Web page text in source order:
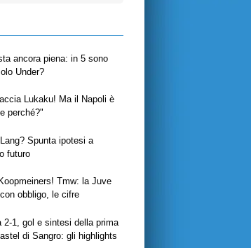
ancora piena: in 5 sono
Under?
Lukaku! Ma il Napoli è
perché?"
Spunta ipotesi a
futuro
Tmw: la Juve
obbligo, le cifre
2-1, gol e sintesi della prima
di Sangro: gli highlights